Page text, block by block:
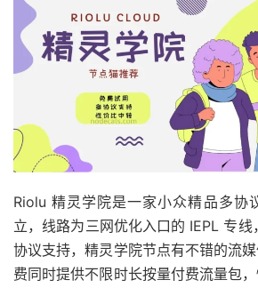
Riolu 精灵学院是一家小众精品多协
立，线路为三网优化入口的 IEPL 专
协议支持，精灵学院节点有不错的流
费同时提供不限时长按量付费流量包